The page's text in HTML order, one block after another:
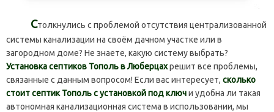
Столкнулись с проблемой отсутствия централизованной
системы канализации на своём дачном участке или в
загородном доме? Не знаете, какую систему выбрать?
Установка септиков Тополь в Люберцахрешит все проблемы,
связанные с данным вопросом! Если вас интересует, сколько
стоит септик Тополь с установкой под ключи удобна ли такая
автономная канализационная система в использовании, мы